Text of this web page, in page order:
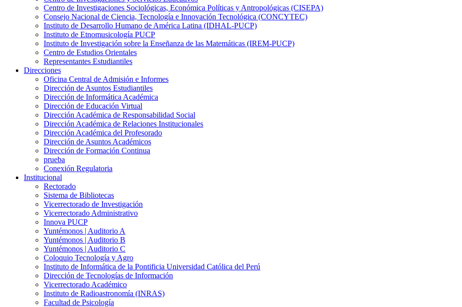
Centro de Investigaciones Sociológicas, Económica Políticas y Antropológicas (CISEPA)
Consejo Nacional de Ciencia, Tecnología e Innovación Tecnológica (CONCYTEC)
Instituto de Desarrollo Humano de América Latina (IDHAL-PUCP)
Instituto de Etnomusicología PUCP
Instituto de Investigación sobre la Enseñanza de las Matemáticas (IREM-PUCP)
Centro de Estudios Orientales
Representantes Estudiantiles
Direcciones
Oficina Central de Admisión e Informes
Dirección de Asuntos Estudiantiles
Dirección de Informática Académica
Dirección de Educación Virtual
Dirección Académica de Responsabilidad Social
Dirección Académica de Relaciones Institucionales
Dirección Académica del Profesorado
Dirección de Asuntos Académicos
Dirección de Formación Continua
prueba
Conexión Regulatoria
Institucional
Rectorado
Sistema de Bibliotecas
Vicerrectorado de Investigación
Vicerrectorado Administrativo
Innova PUCP
Yuntémonos | Auditorio A
Yuntémonos | Auditorio B
Yuntémonos | Auditorio C
Coloquio Tecnología y Agro
Instituto de Informática de la Pontificia Universidad Católica del Perú
Dirección de Tecnologías de Información
Vicerrectorado Académico
Instituto de Radioastronomía (INRAS)
Facultad de Psicología